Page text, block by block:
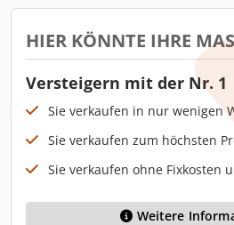
HIER KÖNNTE IHRE
Versteigern mit der Nr. 1
Sie verkaufen in nur wenigen
Sie verkaufen zum höchsten
Sie verkaufen ohne Fixkosten
Weitere